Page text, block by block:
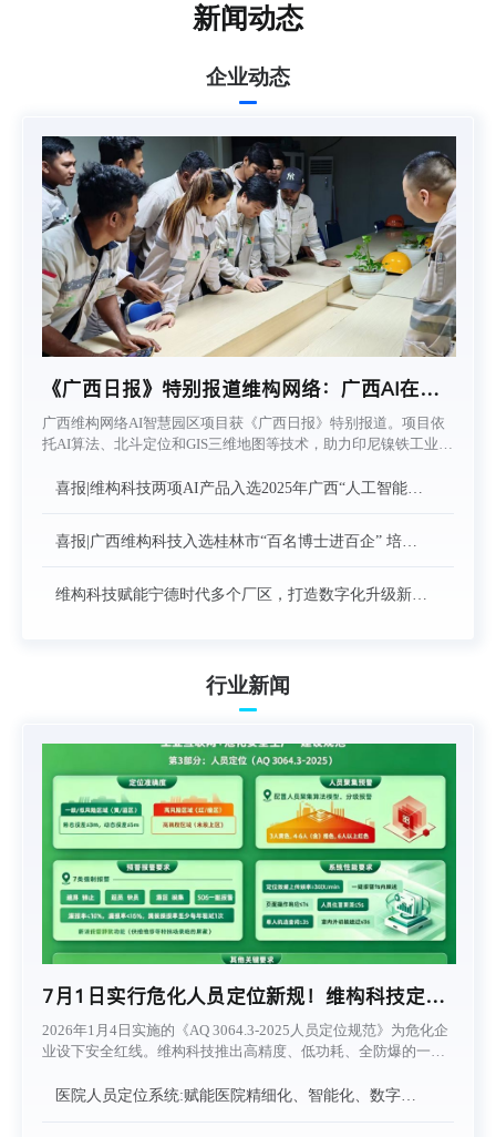
新闻动态
企业动态
《广西日报》特别报道维构网络：广西AI在印
尼当“向导”
广西维构网络AI智慧园区项目获《广西日报》特别报道。项目依
托AI算法、北斗定位和GIS三维地图等技术，助力印尼镍铁工业园
盟市场的创新成果。
喜报|维构科技两项AI产品入选2025年广西“人工智能
喜报|广西维构科技入选桂林市“百名博士进百企” 培育
维构科技赋能宁德时代多个厂区，打造数字化升级新标
行业新闻
7月1日实行危化人员定位新规！维构科技定位
系统助力企业降本增效
2026年1月4日实施的《AQ 3064.3-2025人员定位规范》为危化企
业设下安全红线。维构科技推出高精度、低功耗、全防爆的一体
同，亚米级定位覆盖高风险区，低成本快速升级，助企业一个月
医院人员定位系统:赋能医院精细化、智能化、数字化